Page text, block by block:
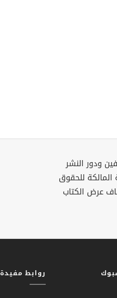
ودور النشر
للحقوق
عرض الكتاب
روابط مفيدة